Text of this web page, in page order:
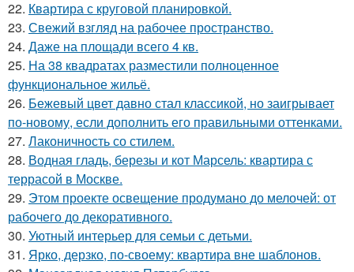
22. Квартира с круговой планировкой.
23. Свежий взгляд на рабочее пространство.
24. Даже на площади всего 4 кв.
25. На 38 квадратах разместили полноценное
функциональное жильё.
26. Бежевый цвет давно стал классикой, но заигрывает
по-новому, если дополнить его правильными оттенками.
27. Лаконичность со стилем.
28. Водная гладь, березы и кот Марсель: квартира с
террасой в Москве.
29. Этом проекте освещение продумано до мелочей: от
рабочего до декоративного.
30. Уютный интерьер для семьи с детьми.
31. Ярко, дерзко, по-своему: квартира вне шаблонов.